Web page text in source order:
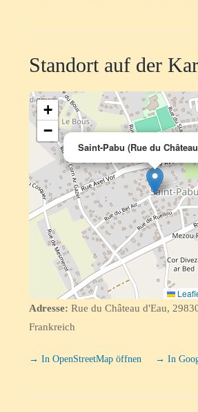
Standort auf der
Saint-Pabu (Rue du
+
−
Adresse: Rue du Château d'Eau,
Frankreich
→ In OpenStreetMap öffnen → In